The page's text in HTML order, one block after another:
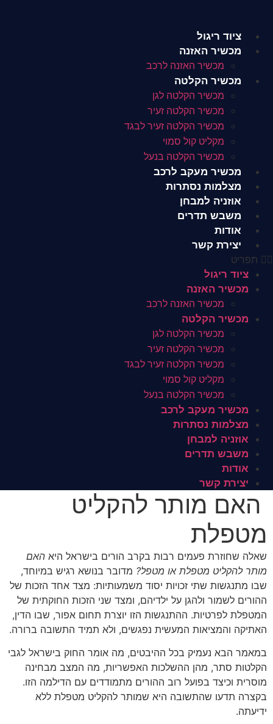
ציוד ריגול
מכשיר האזנה
מכשיר האזנה לרכב
מכשיר הקלטה
מכשיר הקלטה לגן
מכשיר הקלטה זעיר
מכשיר הקלטה זעיר לבגד
מקליט קול סמוי
מכשיר הקלטה בנעל
מכשיר מעקב לרכב
מצלמות נסתרות
אוזניה למבחן
משבש תדרים
אודות
יצירת קשר
תפריט
ציוד ריגול
מכשיר האזנה
מכשיר האזנה לרכב
מכשיר הקלטה
מכשיר הקלטה לגן
מכשיר הקלטה זעיר
מכשיר הקלטה זעיר לבגד
מקליט קול סמוי
מכשיר הקלטה בנעל
מכשיר מעקב לרכב
מצלמות נסתרות
אוזניה למבחן
משבש תדרים
אודות
יצירת קשר
האם מותר להקליט
מטפלת
שאלה שחוזרת פעמים רבות בקרב הורים בישראל היא האם
מותר להקליט מטפלת או מטפל? מדובר בנושא רגיש במיוחד,
שבו מתנגשות שתי זכויות יסוד משמעותיות: מצד אחד הזכות של
ההורים לשמור ולהגן על ילדיהם, ומצד שני הזכות החוקתית של
המטפלת לפרטיות. ההתנגשות הזו יוצרת תחום אפור, שבו הדין,
האתיקה והמציאות המעשית נפגשים, ולא תמיד התשובה ברורה.
במאמר הבא נעמיק בכל ההיבטים, מה אומר החוק בישראל לגבי
הקלטות סתר, מהן ההשלכות האפשריות, מה המצב מבחינה
מוסרית וכיצד בפועל רוב ההורים מתמודדים עם הדילמה הזו.
בקצרה תדעו שהתשובה היא שמותר להקליט מטפלת ללא
ידיעתה.